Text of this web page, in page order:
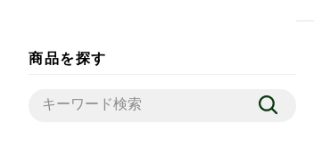
商品を探す